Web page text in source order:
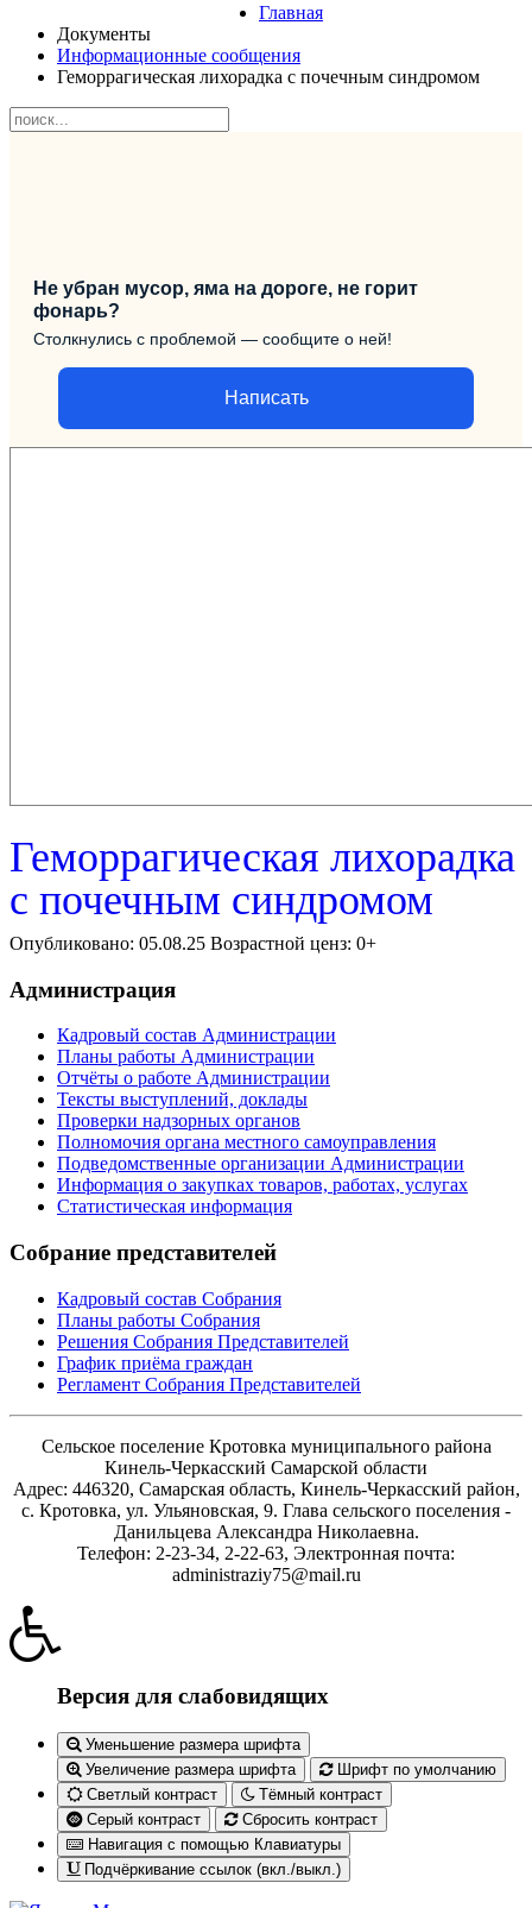
Главная
Документы
Информационные сообщения
Геморрагическая лихорадка с почечным синдромом
Не убран мусор, яма на дороге, не горит
фонарь?
Столкнулись с проблемой — сообщите о ней!
Написать
Геморрагическая лихорадка
с почечным синдромом
Опубликовано: 05.08.25 Возрастной ценз: 0+
Администрация
Кадровый состав Администрации
Планы работы Администрации
Отчёты о работе Администрации
Тексты выступлений, доклады
Проверки надзорных органов
Полномочия органа местного самоуправления
Подведомственные организации Администрации
Информация о закупках товаров, работах, услугах
Статистическая информация
Собрание представителей
Кадровый состав Собрания
Планы работы Собрания
Решения Собрания Представителей
График приёма граждан
Регламент Собрания Представителей
Сельское поселение Кротовка муниципального района
Кинель-Черкасский Самарской области
Адрес: 446320, Самарская область, Кинель-Черкасский район,
с. Кротовка, ул. Ульяновская, 9. Глава сельского поселения -
Данильцева Александра Николаевна.
Телефон: 2-23-34, 2-22-63, Электронная почта:
administraziy75@mail.ru
Версия для слабовидящих
Уменьшение размера шрифта
Увеличение размера шрифта
Шрифт по умолчанию
Светлый контраст
Тёмный контраст
Серый контраст
Сбросить контраст
Навигация с помощью Клавиатуры
Подчёркивание ссылок (вкл./выкл.)